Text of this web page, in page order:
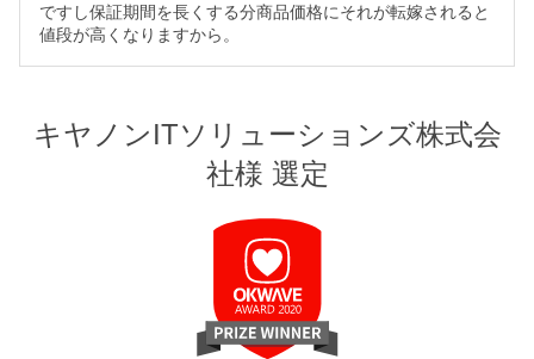
ですし保証期間を長くする分商品価格にそれが転嫁されると
値段が高くなりますから。
キヤノンITソリューションズ株式会
社様 選定